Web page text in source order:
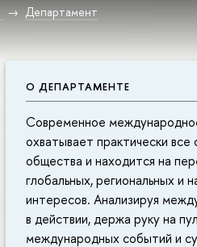
Департамент
О ДЕПАРТАМЕНТЕ
Современное
охватывает практически
общества и находится на
глобальных, региональных и
интересов. Анализируя
в действии, держа руку на
международных событий и